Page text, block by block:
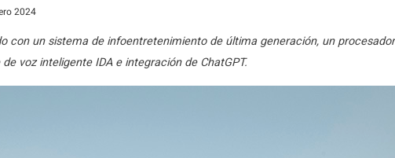
2024
con un sistema de infoentretenimiento de última generación, un
voz inteligente IDA e integración de ChatGPT.